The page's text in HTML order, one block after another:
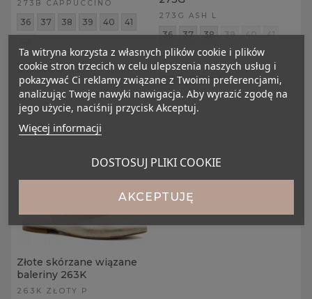
273B CAPPUCCINO
36 37 38 39 40
41
299,00 zł
273G ASH L
36 37 38 39 40
41
42
299,00 zł
Złote skórzane wiązane
baleriny 263K
263K ZŁOTY P
Ta witryna korzysta z własnych plików cookie i plików
cookie stron trzecich w celu ulepszenia naszych usług i
pokazywać Ci reklamy związane z Twoimi preferencjami,
analizując Twoje nawyki nawigacja. Aby wyrazić zgodę na
jego użycie, naciśnij przycisk Akceptuj.
Więcej informacji
DOSTOSUJ PLIKI COOKIE
AKCEPTUJĘ